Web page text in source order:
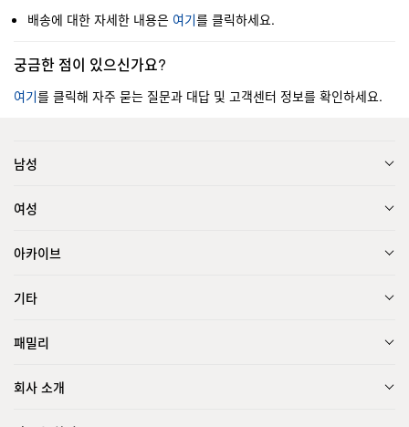
배송에 대한 자세한 내용은 여기를 클릭하세요.
궁금한 점이 있으신가요?
여기를 클릭해 자주 묻는 질문과 대답 및 고객센터 정보를 확인하세요.
남성
여성
아카이브
기타
패밀리
회사 소개